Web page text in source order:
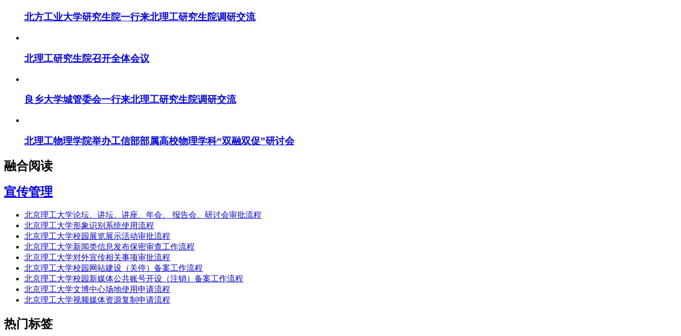
北方工业大学研究生院一行来北理工研究生院调研交流
北理工研究生院召开全体会议
良乡大学城管委会一行来北理工研究生院调研交流
北理工物理学院举办工信部部属高校物理学科“双融双促”研讨会
融合阅读
宣传管理
北京理工大学论坛、讲坛、讲座、年会、 报告会、研讨会审批流程
北京理工大学形象识别系统使用流程
北京理工大学校园展览展示活动审批流程
北京理工大学新闻类信息发布保密审查工作流程
北京理工大学对外宣传相关事项审批流程
北京理工大学校园网站建设（关停）备案工作流程
北京理工大学校园新媒体公共账号开设（注销）备案工作流程
北京理工大学文博中心场地使用申请流程
北京理工大学视频媒体资源复制申请流程
热门标签